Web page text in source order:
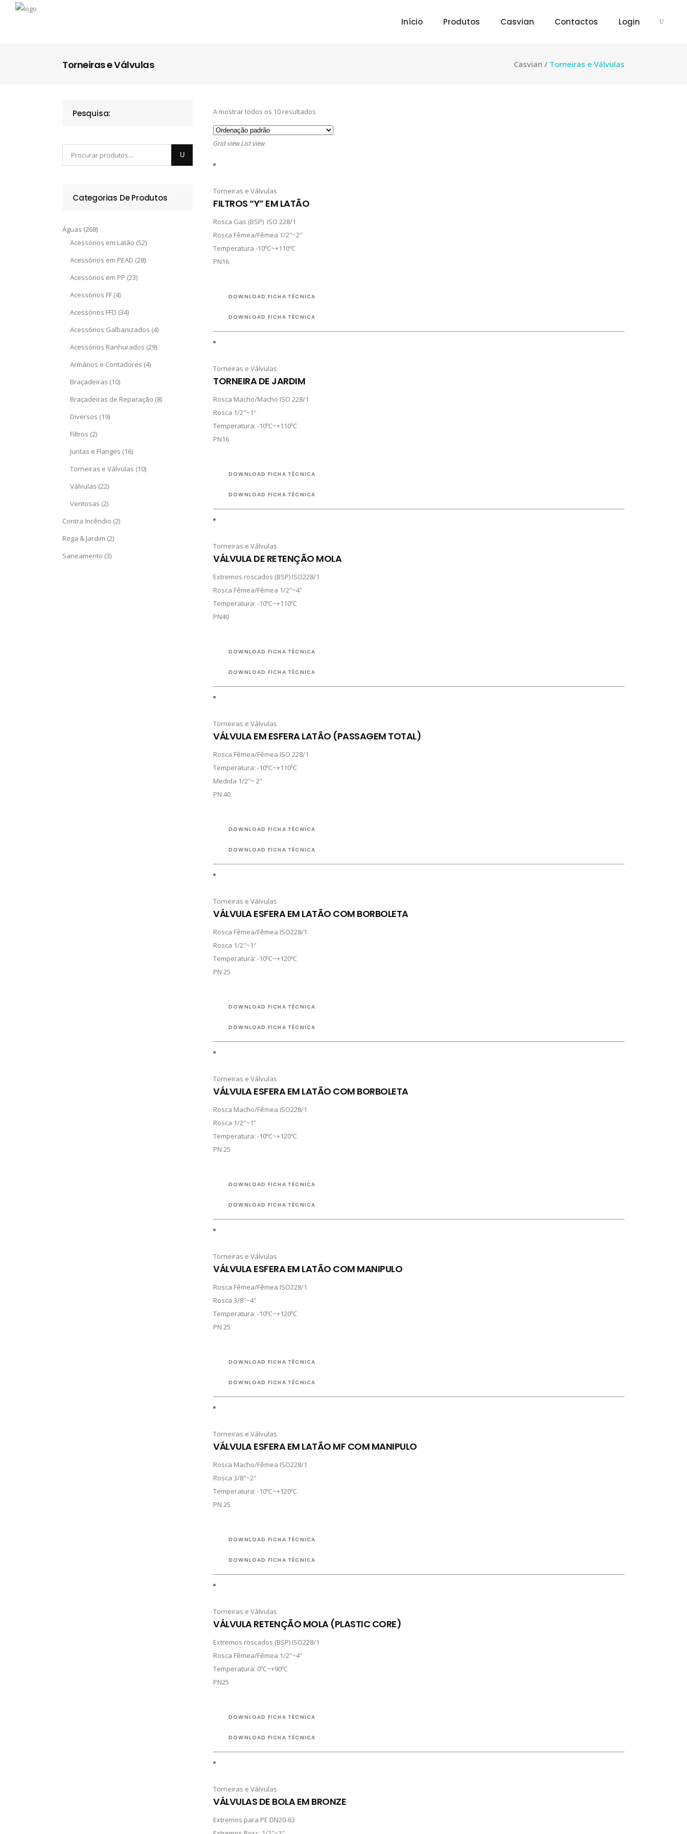
Início Produtos Casvian Contactos Login
Torneiras e Válvulas Casvian / Torneiras e Válvulas
Pesquisa:
Categorias De Produtos
Águas (268)
Acessórios em Latão (52)
Acessórios em PEAD (28)
Acessórios em PP (23)
Acessórios FF (4)
Acessórios FFD (34)
Acessórios Galbanizados (4)
Acessórios Ranhurados (29)
Armários e Contadores (4)
Braçadeiras (10)
Braçadeiras de Reparação (8)
Diversos (19)
Filtros (2)
Juntas e Flanges (16)
Torneiras e Válvulas (10)
Válvulas (22)
Ventosas (2)
Contra Incêndio (2)
Rega & Jardim (2)
Saneamento (3)
A mostrar todos os 10 resultados
Grid viewList view
Torneiras e Válvulas
FILTROS “Y” EM LATÃO
Rosca Gas (BSP) ISO 228/1
Rosca Fêmea/Fêmea 1/2″~2″
Temperatura -10ºC~+110ºC
PN16
DOWNLOAD FICHA TÉCNICA
DOWNLOAD FICHA TÉCNICA
Torneiras e Válvulas
TORNEIRA DE JARDIM
Rosca Macho/Macho ISO 228/1
Rosca 1/2″~1″
Temperatura: -10ºC~+110ºC
PN16
DOWNLOAD FICHA TÉCNICA
DOWNLOAD FICHA TÉCNICA
Torneiras e Válvulas
VÁLVULA DE RETENÇÃO MOLA
Extremos roscados (BSP) ISO228/1
Rosca Fêmea/Fêmea 1/2″~4″
Temperatura: -10ºC~+110ºC
PN40
DOWNLOAD FICHA TÉCNICA
DOWNLOAD FICHA TÉCNICA
Torneiras e Válvulas
VÁLVULA EM ESFERA LATÃO (PASSAGEM TOTAL)
Rosca Fêmea/Fêmea ISO 228/1
Temperatura: -10ºC~+110ºC
Medida 1/2″~ 2″
PN 40
DOWNLOAD FICHA TÉCNICA
DOWNLOAD FICHA TÉCNICA
Torneiras e Válvulas
VÁLVULA ESFERA EM LATÃO COM BORBOLETA
Rosca Fêmea/Fêmea ISO228/1
Rosca 1/2″~1″
Temperatura: -10ºC~+120ºC
PN 25
DOWNLOAD FICHA TÉCNICA
DOWNLOAD FICHA TÉCNICA
Torneiras e Válvulas
VÁLVULA ESFERA EM LATÃO COM BORBOLETA
Rosca Macho/Fêmea ISO228/1
Rosca 1/2″~1″
Temperatura: -10ºC~+120ºC
PN 25
DOWNLOAD FICHA TÉCNICA
DOWNLOAD FICHA TÉCNICA
Torneiras e Válvulas
VÁLVULA ESFERA EM LATÃO COM MANIPULO
Rosca Fêmea/Fêmea ISO228/1
Rosca 3/8″~4″
Temperatura: -10ºC~+120ºC
PN 25
DOWNLOAD FICHA TÉCNICA
DOWNLOAD FICHA TÉCNICA
Torneiras e Válvulas
VÁLVULA ESFERA EM LATÃO MF COM MANIPULO
Rosca Macho/Fêmea ISO228/1
Rosca 3/8″~2″
Temperatura: -10ºC~+120ºC
PN 25
DOWNLOAD FICHA TÉCNICA
DOWNLOAD FICHA TÉCNICA
Torneiras e Válvulas
VÁLVULA RETENÇÃO MOLA (PLASTIC CORE)
Extremos roscados (BSP) ISO228/1
Rosca Fêmea/Fêmea 1/2″~4″
Temperatura: 0ºC~+90ºC
PN25
DOWNLOAD FICHA TÉCNICA
DOWNLOAD FICHA TÉCNICA
Torneiras e Válvulas
VÁLVULAS DE BOLA EM BRONZE
Extremos para PE DN20-63